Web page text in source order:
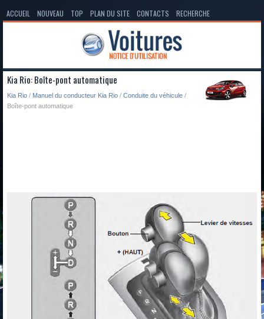
ACCUEIL NOUVEAU TOP PLAN DU SITE CONTACTS RECHERCHE
Kia Rio: Boîte-pont automatique
Kia Rio / Manuel du conducteur Kia Rio / Conduite du véhicule /
Boîte-pont automatique